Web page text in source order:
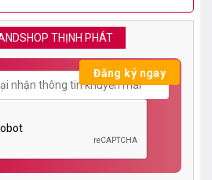
THỊNH PHÁT